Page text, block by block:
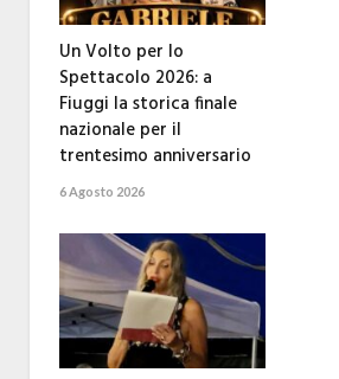
Un Volto per lo
Spettacolo 2026: a
Fiuggi la storica finale
nazionale per il
trentesimo anniversario
6 Agosto 2026